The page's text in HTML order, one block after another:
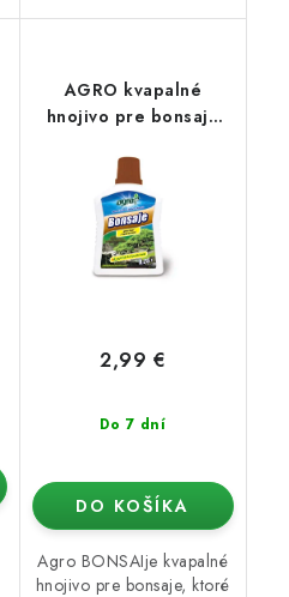
AGRO kvapalné
hnojivo pre bonsaje
Do 7 dní
2,99 €
DO KOŠÍKA
Agro BONSAIje kvapalné
hnojivo pre bonsaje, ktoré